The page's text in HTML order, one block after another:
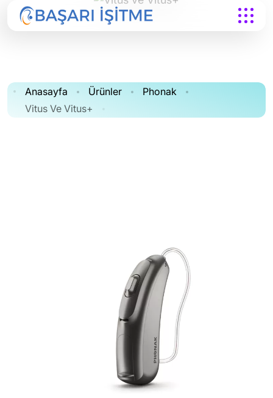
Anasayfa Ürünler
Phonak
Vitus Ve Vitus+